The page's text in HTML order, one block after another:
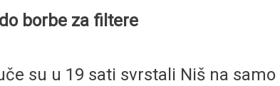
borbe za filtere
su u 19 sati svrstali Niš na